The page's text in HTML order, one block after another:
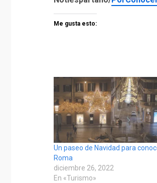
Me gusta esto:
Un paseo de Navidad para
Roma
diciembre 26, 2022
En «Turismo»